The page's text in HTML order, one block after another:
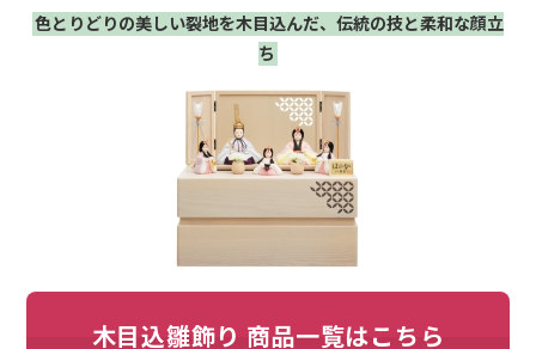
色とりどりの美しい裂地を木目込んだ、伝統の技と柔和な顔立
ち
木目込雛飾り 商品一覧はこちら